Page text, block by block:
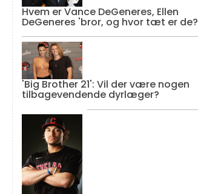
Hvem er Vance DeGeneres, Ellen
DeGeneres 'bror, og hvor tæt er de?
'Big Brother 21': Vil der være nogen
tilbagevendende dyrlæger?